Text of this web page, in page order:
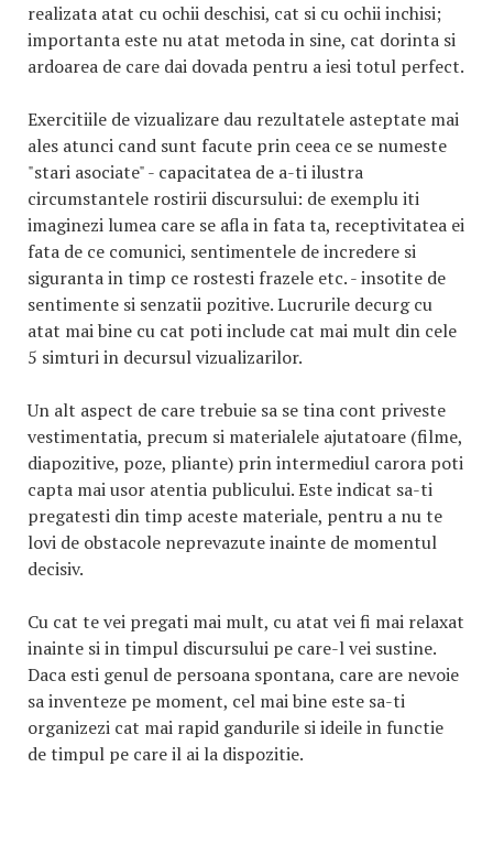
realizata atat cu ochii deschisi, cat si cu ochii inchisi;
importanta este nu atat metoda in sine, cat dorinta si
ardoarea de care dai dovada pentru a iesi totul perfect.
Exercitiile de vizualizare dau rezultatele asteptate mai
ales atunci cand sunt facute prin ceea ce se numeste
"stari asociate" - capacitatea de a-ti ilustra
circumstantele rostirii discursului: de exemplu iti
imaginezi lumea care se afla in fata ta, receptivitatea ei
fata de ce comunici, sentimentele de incredere si
siguranta in timp ce rostesti frazele etc. - insotite de
sentimente si senzatii pozitive. Lucrurile decurg cu
atat mai bine cu cat poti include cat mai mult din cele
5 simturi in decursul vizualizarilor.
Un alt aspect de care trebuie sa se tina cont priveste
vestimentatia, precum si materialele ajutatoare (filme,
diapozitive, poze, pliante) prin intermediul carora poti
capta mai usor atentia publicului. Este indicat sa-ti
pregatesti din timp aceste materiale, pentru a nu te
lovi de obstacole neprevazute inainte de momentul
decisiv.
Cu cat te vei pregati mai mult, cu atat vei fi mai relaxat
inainte si in timpul discursului pe care-l vei sustine.
Daca esti genul de persoana spontana, care are nevoie
sa inventeze pe moment, cel mai bine este sa-ti
organizezi cat mai rapid gandurile si ideile in functie
de timpul pe care il ai la dispozitie.